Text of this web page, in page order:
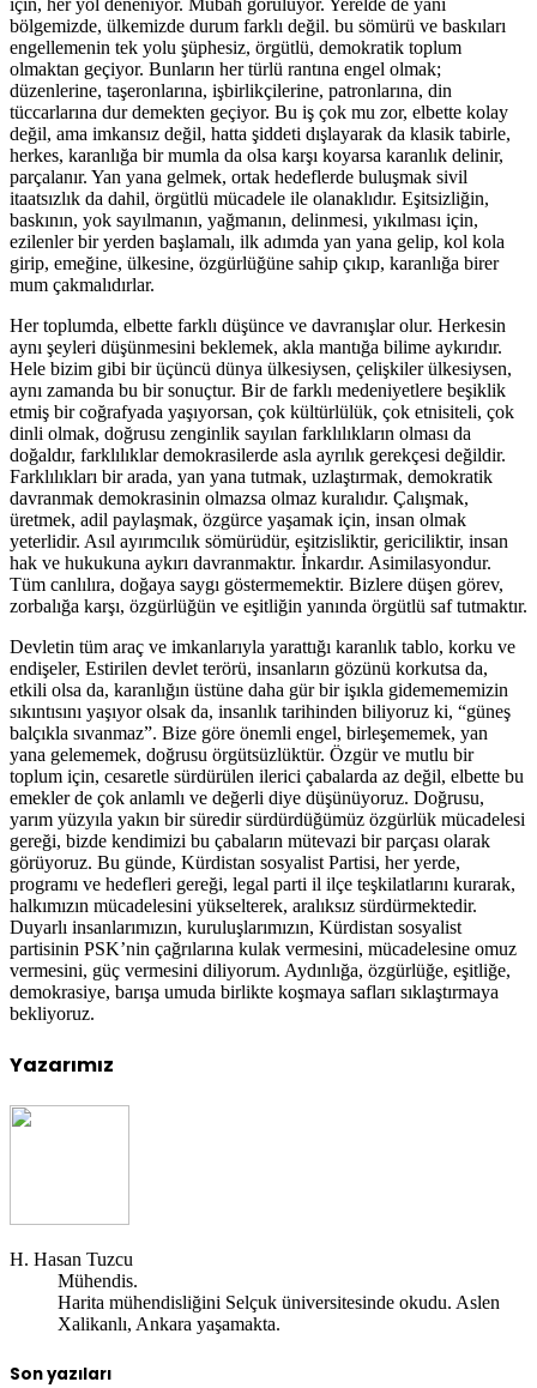
bölgemizde, ülkemizde durum farklı değil. bu sömürü ve baskıları
engellemenin tek yolu şüphesiz, örgütlü, demokratik toplum
olmaktan geçiyor. Bunların her türlü rantına engel olmak;
düzenlerine, taşeronlarına, işbirlikçilerine, patronlarına, din
tüccarlarına dur demekten geçiyor. Bu iş çok mu zor, elbette kolay
değil, ama imkansız değil, hatta şiddeti dışlayarak da klasik tabirle,
herkes, karanlığa bir mumla da olsa karşı koyarsa karanlık delinir,
parçalanır. Yan yana gelmek, ortak hedeflerde buluşmak sivil
itaatsızlık da dahil, örgütlü mücadele ile olanaklıdır. Eşitsizliğin,
baskının, yok sayılmanın, yağmanın, delinmesi, yıkılması için,
ezilenler bir yerden başlamalı, ilk adımda yan yana gelip, kol kola
girip, emeğine, ülkesine, özgürlüğüne sahip çıkıp, karanlığa birer
mum çakmalıdırlar.
Her toplumda, elbette farklı düşünce ve davranışlar olur. Herkesin
aynı şeyleri düşünmesini beklemek, akla mantığa bilime aykırıdır.
Hele bizim gibi bir üçüncü dünya ülkesiysen, çelişkiler ülkesiysen,
aynı zamanda bu bir sonuçtur. Bir de farklı medeniyetlere beşiklik
etmiş bir coğrafyada yaşıyorsan, çok kültürlülük, çok etnisiteli, çok
dinli olmak, doğrusu zenginlik sayılan farklılıkların olması da
doğaldır, farklılıklar demokrasilerde asla ayrılık gerekçesi değildir.
Farklılıkları bir arada, yan yana tutmak, uzlaştırmak, demokratik
davranmak demokrasinin olmazsa olmaz kuralıdır. Çalışmak,
üretmek, adil paylaşmak, özgürce yaşamak için, insan olmak
yeterlidir. Asıl ayırımcılık sömürüdür, eşitzisliktir, gericiliktir, insan
hak ve hukukuna aykırı davranmaktır. İnkardır. Asimilasyondur.
Tüm canlılıra, doğaya saygı göstermemektir. Bizlere düşen görev,
zorbalığa karşı, özgürlüğün ve eşitliğin yanında örgütlü saf tutmaktır.
Devletin tüm araç ve imkanlarıyla yarattığı karanlık tablo, korku ve
endişeler, Estirilen devlet terörü, insanların gözünü korkutsa da,
etkili olsa da, karanlığın üstüne daha gür bir işıkla gidemememizin
sıkıntısını yaşıyor olsak da, insanlık tarihinden biliyoruz ki, “güneş
balçıkla sıvanmaz”. Bize göre önemli engel, birleşememek, yan
yana gelememek, doğrusu örgütsüzlüktür. Özgür ve mutlu bir
toplum için, cesaretle sürdürülen ilerici çabalarda az değil, elbette bu
emekler de çok anlamlı ve değerli diye düşünüyoruz. Doğrusu,
yarım yüzyıla yakın bir süredir sürdürdüğümüz özgürlük mücadelesi
gereği, bizde kendimizi bu çabaların mütevazi bir parçası olarak
görüyoruz. Bu günde, Kürdistan sosyalist Partisi, her yerde,
programı ve hedefleri gereği, legal parti il ilçe teşkilatlarını kurarak,
halkımızın mücadelesini yükselterek, aralıksız sürdürmektedir.
Duyarlı insanlarımızın, kuruluşlarımızın, Kürdistan sosyalist
partisinin PSK’nin çağrılarına kulak vermesini, mücadelesine omuz
vermesini, güç vermesini diliyorum. Aydınlığa, özgürlüğe, eşitliğe,
demokrasiye, barışa umuda birlikte koşmaya safları sıklaştırmaya
bekliyoruz.
Yazarımız
H. Hasan Tuzcu
Mühendis.
Harita mühendisliğini Selçuk üniversitesinde okudu. Aslen
Xalikanlı, Ankara yaşamakta.
Son yazıları